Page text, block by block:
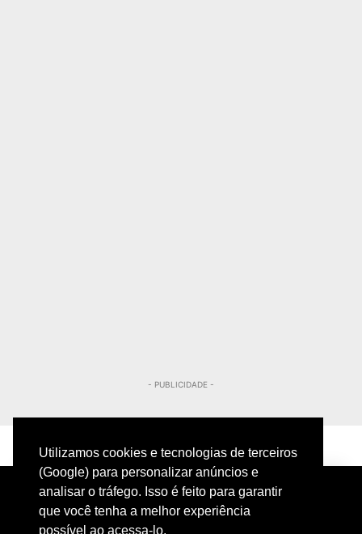
Utilizamos cookies e tecnologias de terceiros
(Google) para personalizar anúncios e
analisar o tráfego. Isso é feito para garantir
que você tenha a melhor experiência
possível ao acessa-lo.
- PUBLICIDADE -